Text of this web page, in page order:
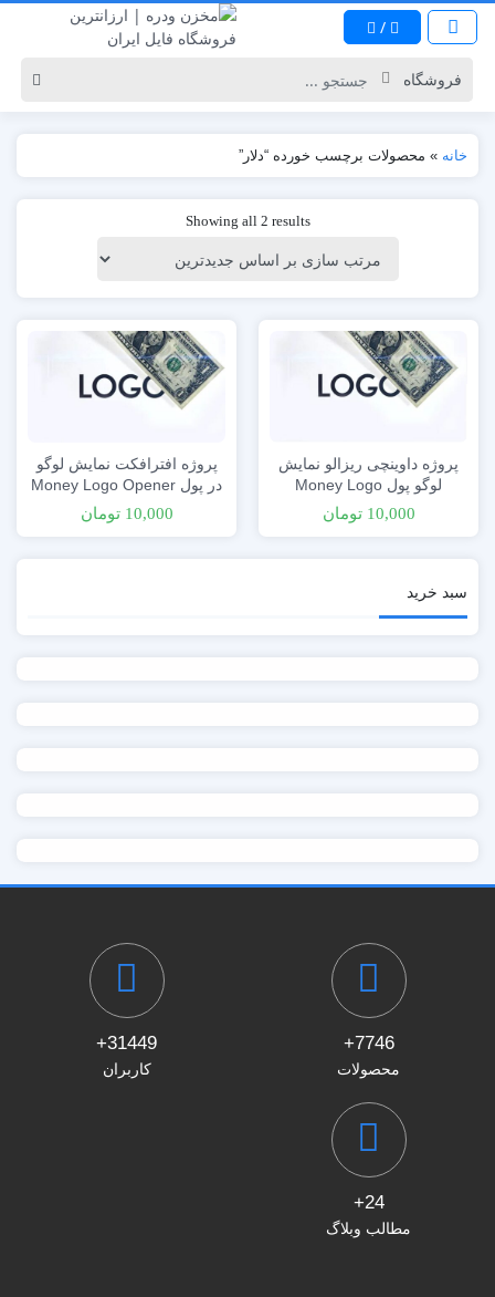
/
خانه » محصولات برچسب خورده “دلار”
Showing all 2 results
پروژه داوینچی ریزالو نمایش
لوگو پول Money Logo
Opener DR
10,000 تومان
پروژه افترافکت نمایش لوگو
در پول Money Logo Opener
10,000 تومان
سبد خرید
7746+
محصولات
31449+
کاربران
24+
مطالب وبلاگ